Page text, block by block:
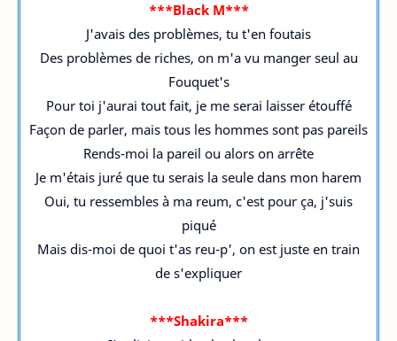
***Black M***
J'avais des problèmes, tu t'en foutais
Des problèmes de riches, on m'a vu manger seul au
Fouquet's
Pour toi j'aurai tout fait, je me serai laisser étouffé
Façon de parler, mais tous les hommes sont pas pareils
Rends-moi la pareil ou alors on arrête
Je m'étais juré que tu serais la seule dans mon harem
Oui, tu ressembles à ma reum, c'est pour ça, j'suis
piqué
Mais dis-moi de quoi t'as reu-p', on est juste en train
de s'expliquer
***Shakira***